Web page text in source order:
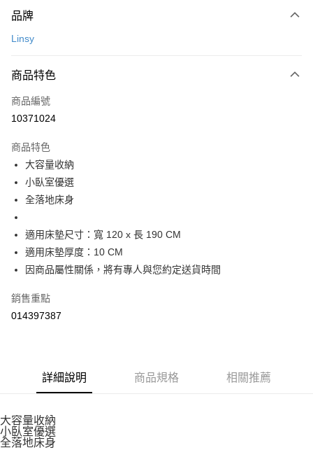
台灣樂天信用卡公司
玉山商業銀行
台灣樂天信用卡公司
【關於「AFTEE先享後付」】
AFTEE先享後付是「在收到商品之後才付款」的支付方式。 讓您購物簡單
便利好安心！
３．安心：先確認商品／服務後，再付款。
【「AFTEE先享後付」結帳流程】
結帳頁面，進行簡訊認證並確認金額後，即可完成結帳。
３．收到繳費通知簡訊後14天內，點擊此簡訊中的連結，可透過四大超商／
ATM／網路銀行／等多元方式進行付款，方視為交易完成。
購買商品的店家。未經商家同意取消之訂單仍視為有效，需透過AFTEE先享
後付繳納相關費用。
客戶支援中心」 https://netprotections.freshdesk.com/support/home
１．透過由恩沛科技股份有限公司提供之「AFTEE先享後付」服務完成之交
權轉讓予恩沛科技股份有限公司。
２．關於個人資料處理事宜，請瀏覽以下網址：
４．使用「AFTEE先享後付」時，將依據個別帳號之用戶狀況，依本公司即
５．嚴禁一人註冊多個帳號或使用他人資訊註冊。若發現惡意使用之情形，
恩沛科技股份有限公司將有權停止該用戶之使用額度並採取法律行動。
每筆NT$99，滿NT$799(含以上)免運費
品牌
Linsy
商品特色
商品編號
10371024
商品特色
大容量收納
小臥室優選
全落地床身
適用床墊尺寸：寬 120 x 長 190 CM
適用床墊厚度：10 CM
因商品屬性關係，將有專人與您約定送貨時間
銷售重點
014397387
詳細說明 商品規格 相關推薦
大容量收納
小臥室優選
全落地床身